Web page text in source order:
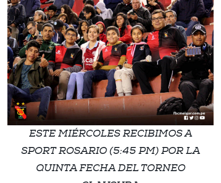
ESTE MIÉRCOLES RECIBIMOS A
SPORT ROSARIO (5:45 PM) POR LA
QUINTA FECHA DEL TORNEO